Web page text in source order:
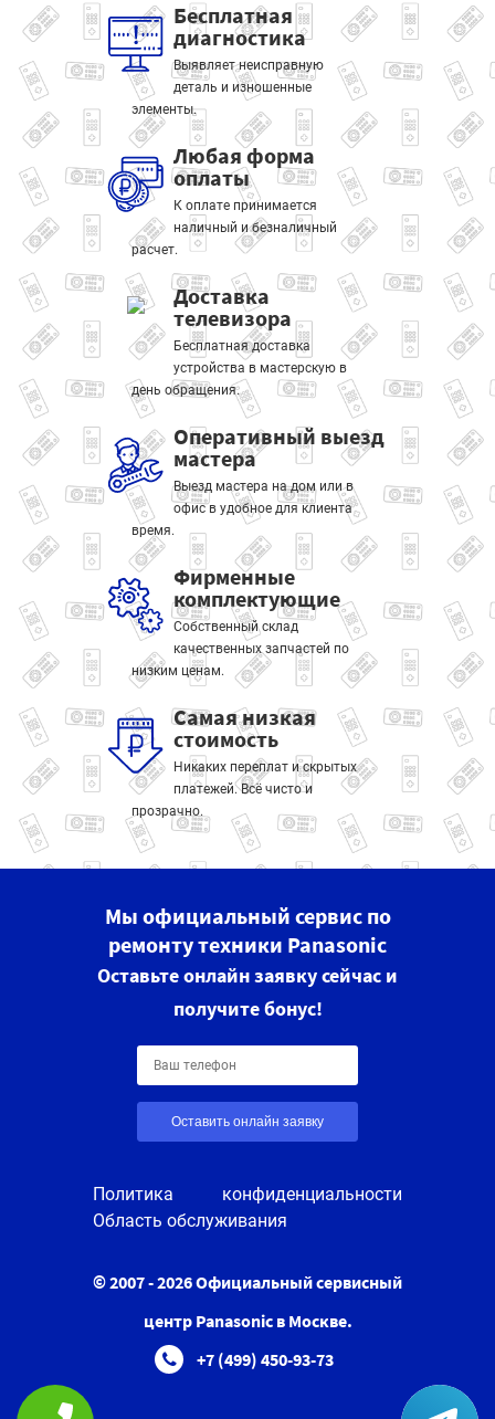
Бесплатная
диагностика
Выявляет неисправную
деталь и изношенные
элементы.
Любая форма
оплаты
К оплате принимается
наличный и безналичный
расчет.
Доставка
телевизора
Бесплатная доставка
устройства в мастерскую в
день обращения.
Оперативный выезд
мастера
Выезд мастера на дом или в
офис в удобное для клиента
время.
Фирменные
комплектующие
Собственный склад
качественных запчастей по
низким ценам.
Самая низкая
стоимость
Никаких переплат и скрытых
платежей. Всё чисто и
прозрачно.
Мы официальный сервис по
ремонту техники Panasonic
Оставьте онлайн заявку сейчас и
получите бонус!
Оставить онлайн заявку
Политика конфиденциальности
Область обслуживания
© 2007 - 2026 Официальный сервисный
центр Panasonic в Москве.
+7 (499) 450-93-73